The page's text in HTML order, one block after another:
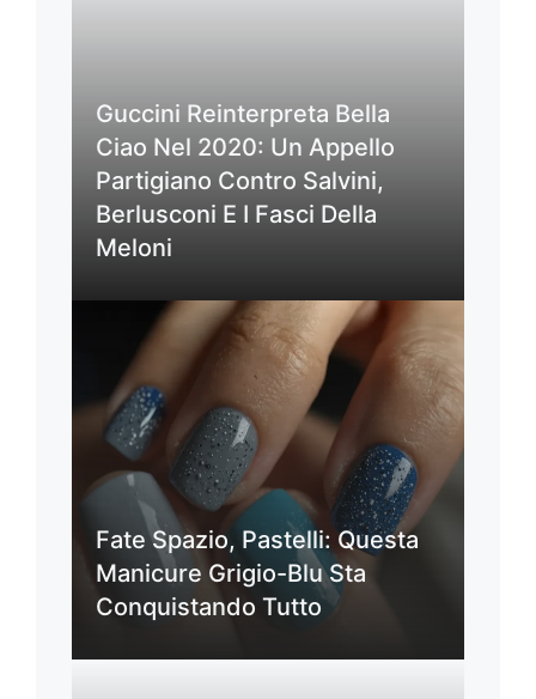
Guccini Reinterpreta Bella
Ciao Nel 2020: Un Appello
Partigiano Contro Salvini,
Berlusconi E I Fasci Della
Meloni
Fate Spazio, Pastelli: Questa
Manicure Grigio-Blu Sta
Conquistando Tutto